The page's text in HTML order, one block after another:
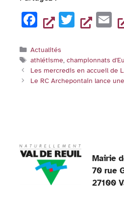
c
e
o
o
k
er
F
c
e
b
T
er
E
l
Catégories
Actualités
Étiquettes
athlétisme, championnats
Les mercredis en accueil de
Le RC Archepontain lance
Mairie
70 rue
27100